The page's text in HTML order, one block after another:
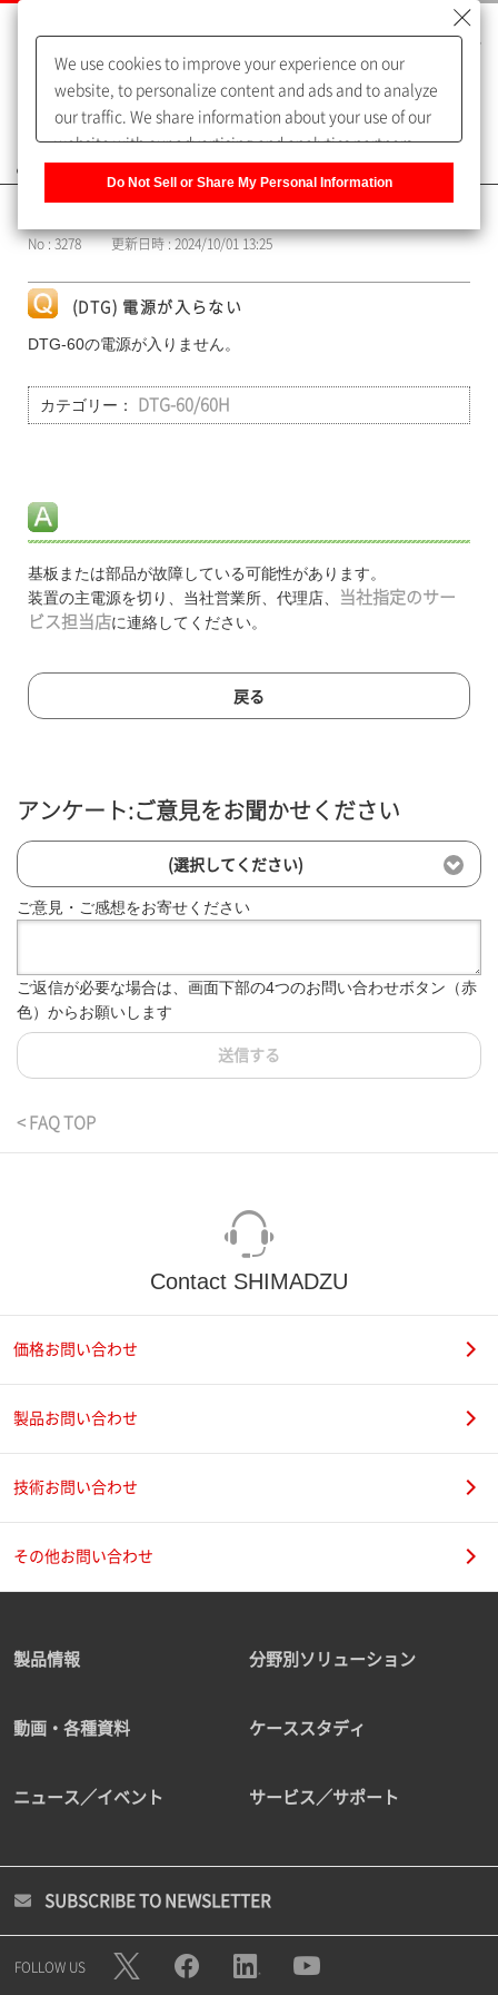
よくあるご質問（FAQ）
No : 3278 更新日時 : 2024/10/01 13:25
(DTG) 電源が入らない
DTG-60の電源が入りません。
カテゴリー： DTG-60/60H
基板または部品が故障している可能性があります。
装置の主電源を切り、当社営業所、代理店、
当社指定のサー
ビス担当店に連絡してください。
戻る
アンケート:ご意見をお聞かせください
(選択してください)
ご意見・ご感想をお寄せください
ご返信が必要な場合は、画面下部の4つのお問い合わせボタン（赤
色）からお願いします
送信する
< FAQ TOP
Contact SHIMADZU
価格お問い合わせ
製品お問い合わせ
技術お問い合わせ
その他お問い合わせ
製品情報 分野別ソリューション
動画・各種資料 ケーススタディ
ニュース／イベント サービス／サポート
SUBSCRIBE TO NEWSLETTER
FOLLOW US
We use cookies to improve your experience on our
website, to personalize content and ads and to analyze
our traffic. We share information about your use of our
website with our advertising and analytics partners,
of our sharing information about you with our partners.
Information] to customize your cookie settings on our
Do Not Sell or Share My Personal Information